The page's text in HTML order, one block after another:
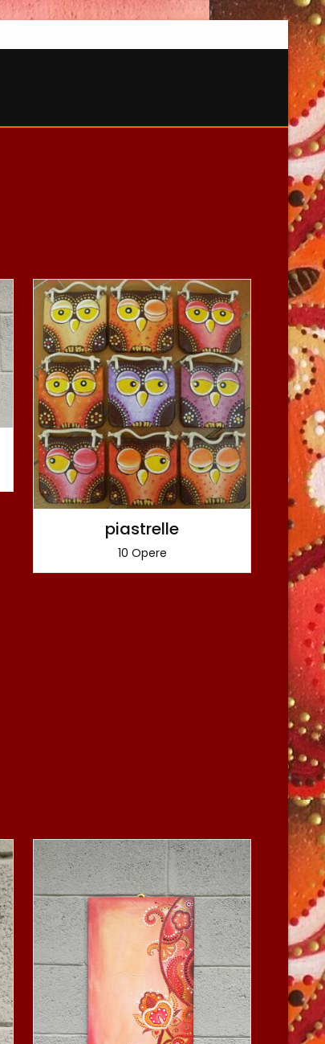
piastrelle
10 Opere